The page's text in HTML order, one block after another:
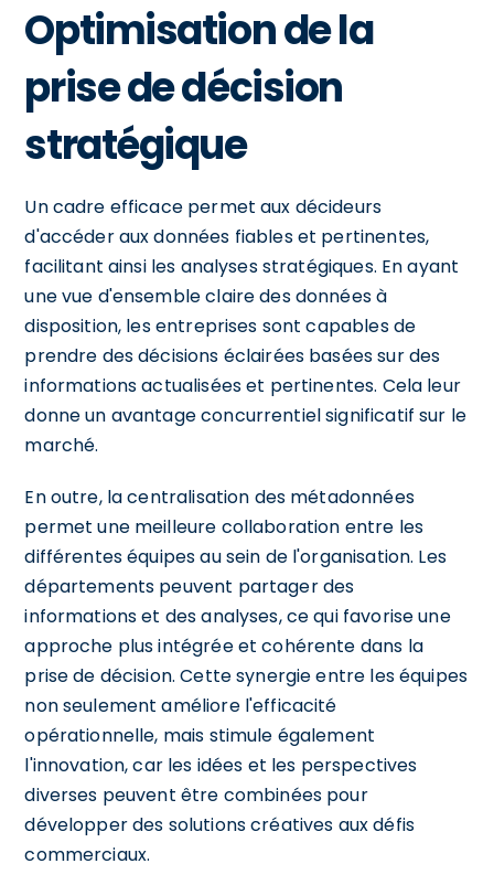
Optimisation de la
prise de décision
stratégique
Un cadre efficace permet aux décideurs
d'accéder aux données fiables et pertinentes,
facilitant ainsi les analyses stratégiques. En ayant
une vue d'ensemble claire des données à
disposition, les entreprises sont capables de
prendre des décisions éclairées basées sur des
informations actualisées et pertinentes. Cela leur
donne un avantage concurrentiel significatif sur le
marché.
En outre, la centralisation des métadonnées
permet une meilleure collaboration entre les
différentes équipes au sein de l'organisation. Les
départements peuvent partager des
informations et des analyses, ce qui favorise une
approche plus intégrée et cohérente dans la
prise de décision. Cette synergie entre les équipes
non seulement améliore l'efficacité
opérationnelle, mais stimule également
l'innovation, car les idées et les perspectives
diverses peuvent être combinées pour
développer des solutions créatives aux défis
commerciaux.